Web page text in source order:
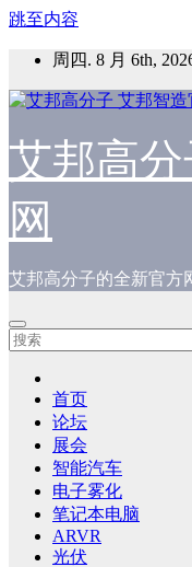
跳至内容
周四. 8 月 6th,
艾邦高
网
艾邦高分子的全新官方
首页
论坛
展会
智能汽车
电子雾化
笔记本电脑
ARVR
光伏